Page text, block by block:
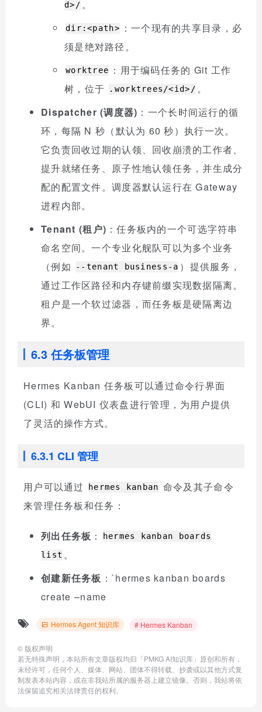
d>/ 。
dir:<path>
：一个现有的共享目录，必
须是绝对路径。
worktree
：用于编码任务的 Git 工作
树，位于
.worktrees/<id>/ 。
Dispatcher (调度器) ：一个长时间运行的循
环，每隔 N 秒（默认为 60 秒）执行一次。
它负责回收过期的认领、回收崩溃的工作者、
提升就绪任务、原子性地认领任务，并生成分
配的配置文件。调度器默认运行在 Gateway
进程内部。
Tenant (租户) ：任务板内的一个可选字符串
命名空间。一个专业化舰队可以为多个业务
（例如
--tenant business-a ）提供服务，
通过工作区路径和内存键前缀实现数据隔离。
租户是一个软过滤器，而任务板是硬隔离边
界。
6.3 任务板管理
Hermes Kanban 任务板可以通过命令行界面
(CLI) 和 WebUI 仪表盘进行管理，为用户提供
了灵活的操作方式。
6.3.1 CLI 管理
用户可以通过 hermes kanban 命令及其子命令
来管理任务板和任务：
列出任务板 ：
hermes kanban boards
list 。
创建新任务板 ：`hermes kanban boards
create –name
Hermes Agent 知识库 # Hermes Kanban
© 版权声明
若无特殊声明，本站所有文章版权均归「PMKG AI知识库」原创和所有，
未经许可，任何个人、媒体、网站、团体不得转载、抄袭或以其他方式复
制发表本站内容，或在非我站所属的服务器上建立镜像。否则，我站将依
法保留追究相关法律责任的权利。